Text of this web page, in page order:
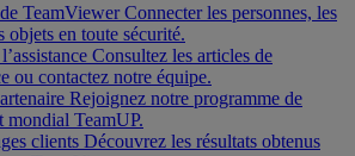
TeamViewer Connecter les personnes, les
objets en toute sécurité.
Consultez les articles de
ou contactez notre équipe.
Rejoignez notre programme de
mondial TeamUP.
clients Découvrez les résultats obtenus